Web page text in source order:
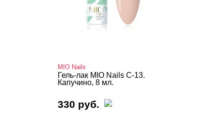
MIO Nails
Гель-лак MIO Nails C-13.
Капучино, 8 мл.
330 руб.